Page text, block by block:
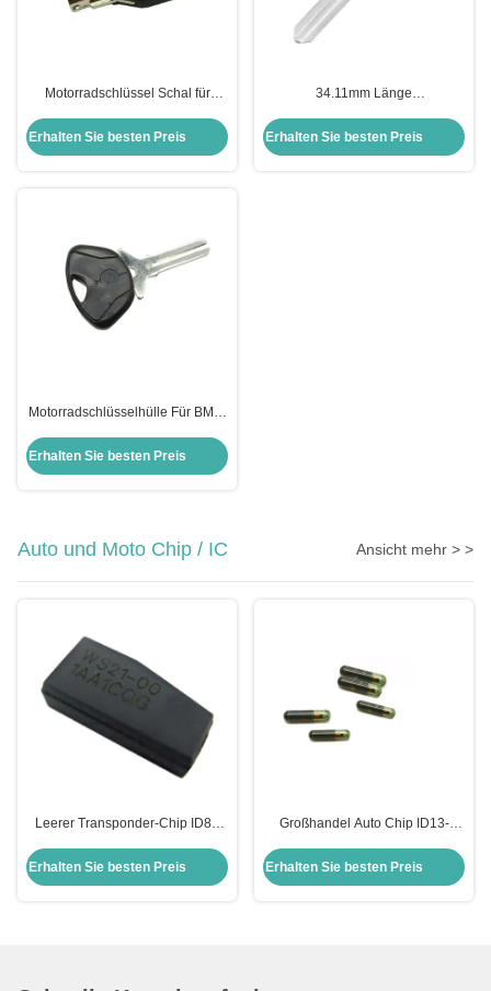
Motorradschlüssel Schal für
Schlüssel für US H-arley
Motorrad
Erhalten Sie besten Preis
34.11mm Länge
Harley-Davidson Keyblade
Erhalten Sie besten Preis
Motorradschlüsselhülle Für BMW
Schlüsselhülle Ersatz
Erhalten Sie besten Preis
Auto und Moto Chip / IC Ansicht mehr > >
Leerer Transponder-Chip ID8A
Auto-Chips Chip für Toyota
Erhalten Sie besten Preis
Großhandel Auto Chip ID13-
Honda Auto Schlüsselkasten
Ersatz
Erhalten Sie besten Preis